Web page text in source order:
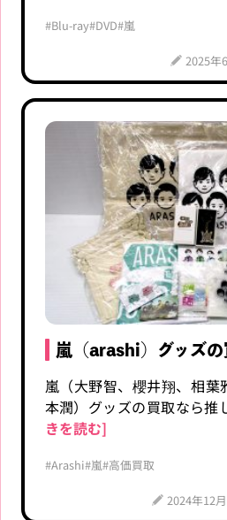
#Blu-ray#DVD#嵐
2025年
嵐（arashi）グッズの
嵐（大野智、櫻井翔、相葉
本潤）グッズの買取なら推
きを読む]
#Arashi#嵐#高価買取
2024年12